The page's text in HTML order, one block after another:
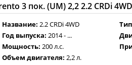
3 пок. (UM) 2,2 2.2 CRDi
Название: 2.2 CRDi 4WD
Год выпуска: 2014 - ...
Мощность: 200 л.с.
Объем двигателя: 2,2 л.